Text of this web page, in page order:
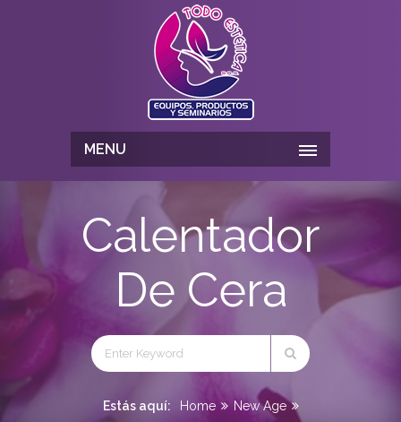
MENU
Calentador
De Cera
Estás aquí: Home New Age